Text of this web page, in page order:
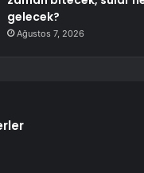
gelecek?
Ağustos 7, 2026